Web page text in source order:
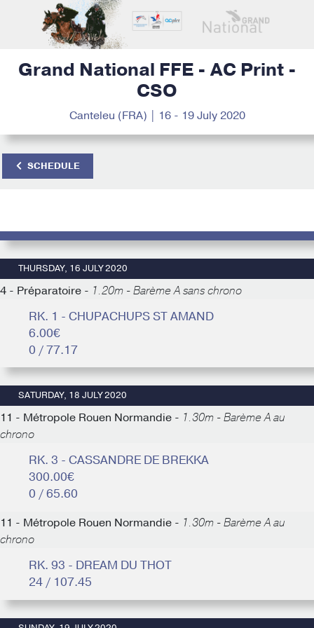
Grand National FFE - AC Print -
CSO
Canteleu (FRA) | 16 - 19 July 2020
SCHEDULE
THURSDAY, 16 JULY 2020
4 - Préparatoire - 1.20m - Barème A sans chrono
RK. 1 - CHUPACHUPS ST AMAND
6.00€
0 / 77.17
SATURDAY, 18 JULY 2020
11 - Métropole Rouen Normandie - 1.30m - Barème A au
chrono
RK. 3 - CASSANDRE DE BREKKA
300.00€
0 / 65.60
11 - Métropole Rouen Normandie - 1.30m - Barème A au
chrono
RK. 93 - DREAM DU THOT
24 / 107.45